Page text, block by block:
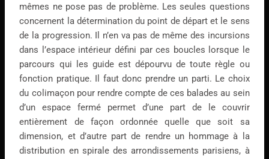
mêmes ne pose pas de problème. Les seules questions
concernent la détermination du point de départ et le sens
de la progression. Il n’en va pas de même des incursions
dans l’espace intérieur défini par ces boucles lorsque le
parcours qui les guide est dépourvu de toute règle ou
fonction pratique. Il faut donc prendre un parti. Le choix
du colimaçon pour rendre compte de ces balades au sein
d’un espace fermé permet d’une part de le couvrir
entièrement de façon ordonnée quelle que soit sa
dimension, et d’autre part de rendre un hommage à la
distribution en spirale des arrondissements parisiens, à